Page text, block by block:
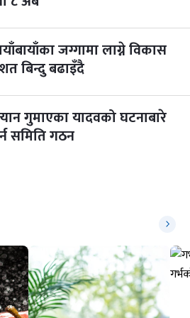
जग्गामा लाग्ने विकास
बिन्दु बढाइँदै
गुमाएका यादवको घटनाबारे
समिति गठन